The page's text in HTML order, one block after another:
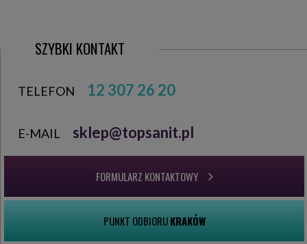
SZYBKI KONTAKT
TELEFON 12 307 26 20
E-MAIL sklep@topsanit.pl
FORMULARZ KONTAKTOWY
PUNKT ODBIORUKRAKÓW